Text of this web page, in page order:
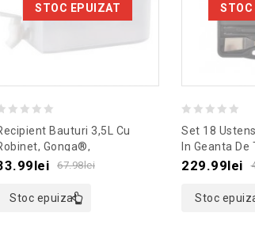
STOC EPUIZAT
Bauturi 3,5L Cu
Gonga®,
Transparent
67.98lei
lei
Stoc epuizat
out
of
Set 18
In Geanta De
Gonga®,
229.99lei
Stoc